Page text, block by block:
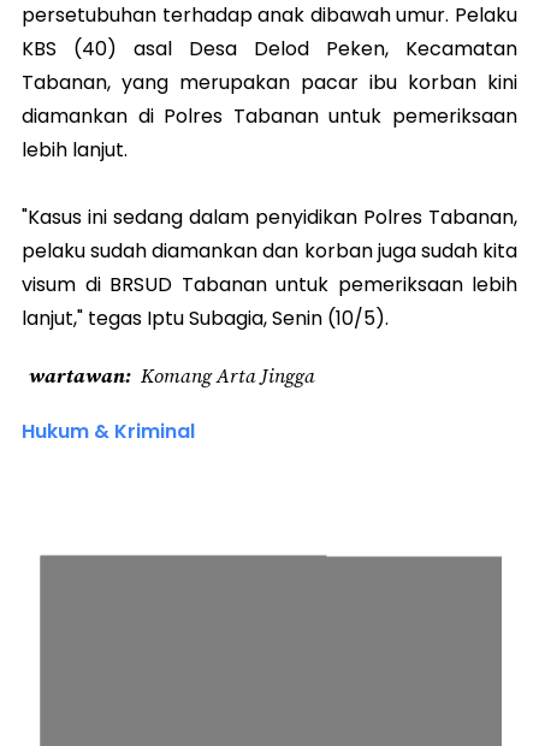
persetubuhan terhadap anak dibawah umur. Pelaku
KBS (40) asal Desa Delod Peken, Kecamatan
Tabanan, yang merupakan pacar ibu korban kini
diamankan di Polres Tabanan untuk pemeriksaan
lebih lanjut.
"Kasus ini sedang dalam penyidikan Polres Tabanan,
pelaku sudah diamankan dan korban juga sudah kita
visum di BRSUD Tabanan untuk pemeriksaan lebih
lanjut," tegas Iptu Subagia, Senin (10/5).
wartawan Komang Arta Jingga
Hukum & Kriminal